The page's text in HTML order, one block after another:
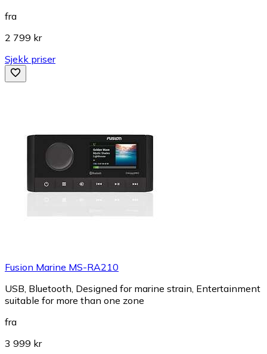
fra
2 799 kr
Sjekk priser
Fusion Marine MS-RA210
USB, Bluetooth, Designed for marine strain, Entertainment
suitable for more than one zone
fra
3 999 kr